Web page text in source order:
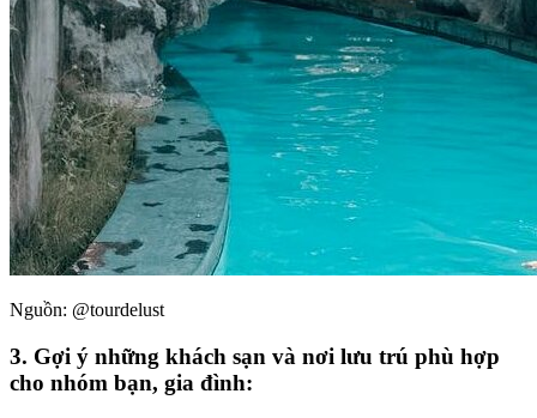
Nguồn: @tourdelust
3. Gợi ý những khách sạn và nơi lưu trú phù hợp
cho nhóm bạn, gia đình: